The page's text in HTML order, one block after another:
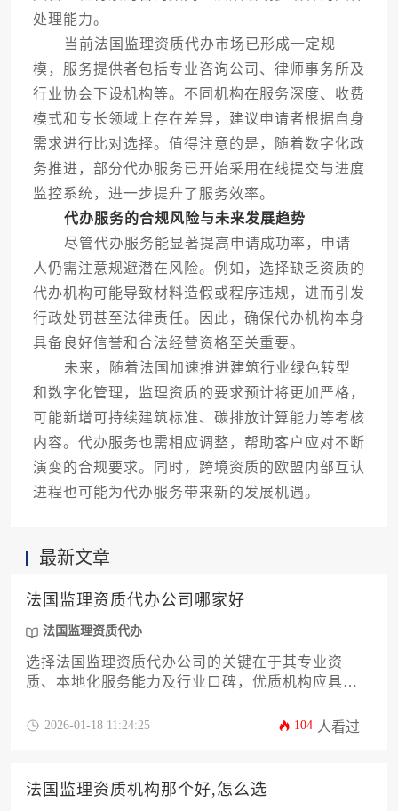
处理能力。
当前法国监理资质代办市场已形成一定规
模，服务提供者包括专业咨询公司、律师事务所及
行业协会下设机构等。不同机构在服务深度、收费
模式和专长领域上存在差异，建议申请者根据自身
需求进行比对选择。值得注意的是，随着数字化政
务推进，部分代办服务已开始采用在线提交与进度
监控系统，进一步提升了服务效率。
代办服务的合规风险与未来发展趋势
尽管代办服务能显著提高申请成功率，申请
人仍需注意规避潜在风险。例如，选择缺乏资质的
代办机构可能导致材料造假或程序违规，进而引发
行政处罚甚至法律责任。因此，确保代办机构本身
具备良好信誉和合法经营资格至关重要。
未来，随着法国加速推进建筑行业绿色转型
和数字化管理，监理资质的要求预计将更加严格，
可能新增可持续建筑标准、碳排放计算能力等考核
内容。代办服务也需相应调整，帮助客户应对不断
演变的合规要求。同时，跨境资质的欧盟内部互认
进程也可能为代办服务带来新的发展机遇。
最新文章
法国监理资质代办公司哪家好
法国监理资质代办
选择法国监理资质代办公司的关键在于其专业资
质、本地化服务能力及行业口碑，优质机构应具备
方案，能够高效协助企业完成复杂的资质申请流
2026-01-18 11:24:25 104 人看过
法国监理资质机构那个好,怎么选